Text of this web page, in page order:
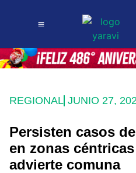
REGIONAL JUNIO 27,
Persisten casos
en zonas
advierte comuna